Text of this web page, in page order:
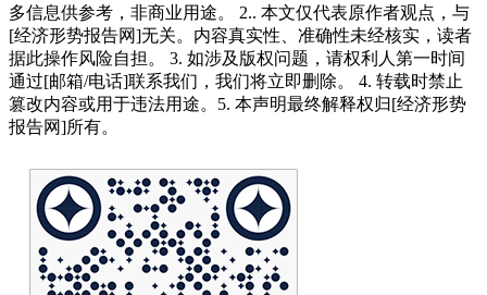
多信息供参考，非商业用途。 2.. 本文仅代表原作者观点，与
[经济形势报告网]无关。内容真实性、准确性未经核实，读者
据此操作风险自担。 3. 如涉及版权问题，请权利人第一时间
通过[邮箱/电话]联系我们，我们将立即删除。 4. 转载时禁止
篡改内容或用于违法用途。5. 本声明最终解释权归[经济形势
报告网]所有。